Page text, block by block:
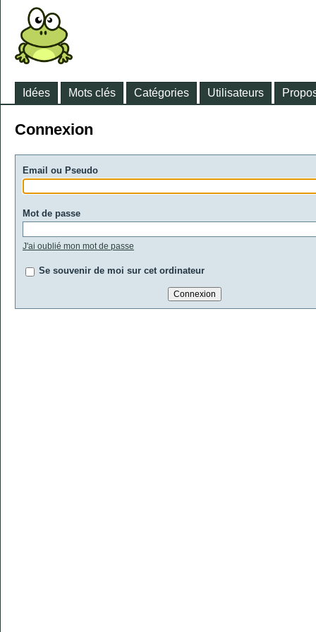
Idées Mots clés Catégories Utilisateurs
Connexion
Email ou Pseudo
Mot de passe
J'ai oublié mon mot de passe
Se souvenir de moi sur cet ordinateur